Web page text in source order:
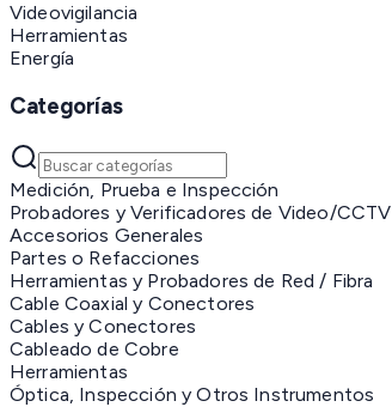
Videovigilancia
Herramientas
Energía
Categorías
Medición, Prueba e Inspección
Probadores y Verificadores de Video/CCTV
Accesorios Generales
Partes o Refacciones
Herramientas y Probadores de Red / Fibra
Cable Coaxial y Conectores
Cables y Conectores
Cableado de Cobre
Herramientas
Óptica, Inspección y Otros Instrumentos